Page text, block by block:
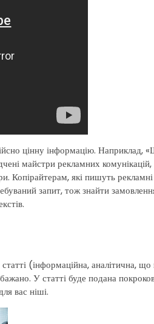
цінну інформацію. Наприклад,
майстри рекламних
Копірайтерам, які пишуть
запит, тож знайти
(інформаційна, аналітична,
У статті буде подана
вас ніші.